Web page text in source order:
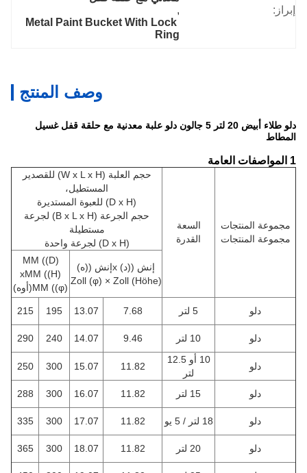
إبراز:
,
Metal Paint Bucket With Lock
Ring
وصف المنتج
دلو طلاء أبيض 20 لتر 5 جالون دلو علبة معدنية مع حلقة قفل غسيل
المطاط
1 المواصفات العامة
مجموعة المنتجات
مجموعة المنتجات
السعة
القدرة
حجم العلبة (W x L x H) للقصدير
المستطيل،
حجم الجرعة (B x L x H) لجرعة
مستطيلة
إنش ((د) xإنش ((ه)
Zoll (φ) × Zoll (Höhe)
MM ((D)
xMM ((H)
MM ((φ ) (أوه)
دلو 5 لتر 7.68
13.07
195
215
دلو 10 لتر 9.46
14.07
240
290
دلو
10 أو 12.5
لتر
11.82
15.07
300
250
دلو 15 لتر 11.82
16.07
300
288
دلو 18 لتر / 5 يو 11.82
17.07
300
335
دلو 20 لتر 11.82
18.07
300
365